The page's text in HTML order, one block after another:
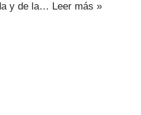
y de la… Leer más »